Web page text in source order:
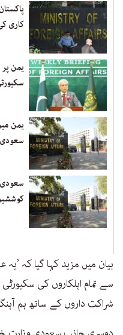
کاری
یمن
یمن
بیان میں مزید کہا گیا کہ
سے تمام اہلکاروں کی
شراکت داروں کے ساتھ ہم